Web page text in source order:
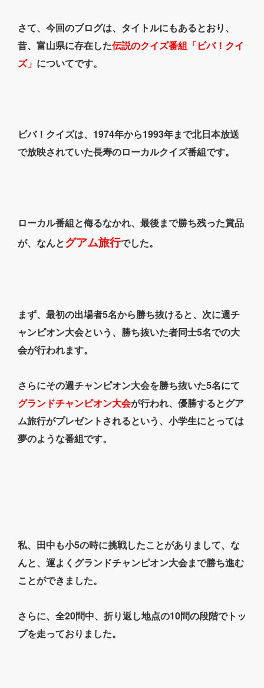
さて、今回のブログは、タイトルにもあるとおり、
昔、富山県に存在した伝説のクイズ番組「ビバ！クイ
ズ」 についてです。
ビバ！クイズは、1974年から1993年まで北日本放送
で放映されていた長寿のローカルクイズ番組です。
ローカル番組と侮るなかれ、最後まで勝ち残った賞品
が、なんとグアム旅行でした。
まず、最初の出場者5名から勝ち抜けると、次に週チ
ャンピオン大会という、勝ち抜いた者同士5名での大
会が行われます。
さらにその週チャンピオン大会を勝ち抜いた5名にて
グランドチャンピオン大会が行われ、優勝するとグア
ム旅行がプレゼントされるという、小学生にとっては
夢のような番組です。
私、田中も小5の時に挑戦したことがありまして、な
んと、運よくグランドチャンピオン大会まで勝ち進む
ことができました。
さらに、全20問中、折り返し地点の10問の段階でトッ
プを走っておりました。